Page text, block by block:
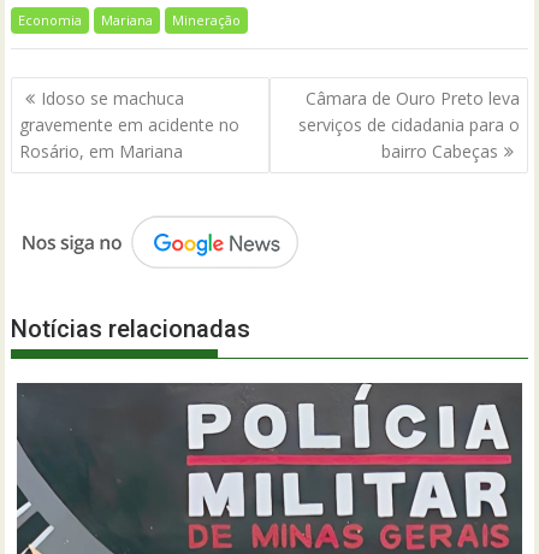
Economia Mariana Mineração
Navegação
de
Post
Idoso se machuca
gravemente em acidente no
Rosário, em Mariana
Câmara de Ouro Preto leva
serviços de cidadania para o
bairro Cabeças
Notícias relacionadas